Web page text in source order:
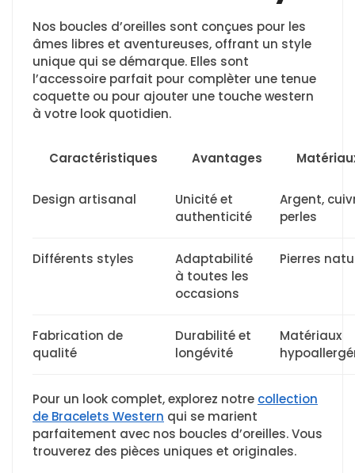
Nos boucles d’oreilles sont conçues pour les
âmes libres et aventureuses, offrant un style
unique qui se démarque. Elles sont
l’accessoire parfait pour complèter une tenue
coquette ou pour ajouter une touche western
à votre look quotidien.
Caractéristiques Avantages
Design artisanal
Unicité et
authenticité
Argent,
perles
Différents styles
Adaptabilité
à toutes les
occasions
Pierres
Fabrication de
qualité
Durabilité et
longévité
Matériaux
Pour un look complet, explorez notre collection
de Bracelets Western qui se marient
parfaitement avec nos boucles d’oreilles. Vous
trouverez des pièces uniques et originales.